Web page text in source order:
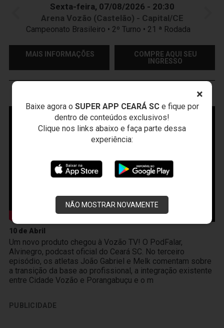
×
Baixe agora o SUPER APP CEARÁ SCe fique por
dentro de conteúdos exclusivos!
Clique nos links abaixo e faça parte dessa
experiência:
NÃO MOSTRAR NOVAMENTE
Sexta-feira, 07/08/2026 - 20:30
Arena Vozão (Castelão) - Capital/CE
Campeonato Brasileiro • 2º Turno • 21 ª Rodada
MAIS INFORMAÇÕES
COMPRE AQUI SEU
INGRESSO
10 de Abril
Um novo produto chegou à Vozão TV! O PodFalar,
Alvinegro, podcast oficial do Ceará SC. No terceiro
episódio, os atletas João Gabriel e Melk comentam sobre
a transição da base ao profissional, a integração existente
entre Cidade Vozão e Porangabuçu e o m
PUBLICIDADE